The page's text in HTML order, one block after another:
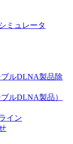
ミュレータ
ブルDLNA製品除
ルDLNA製品）
イン